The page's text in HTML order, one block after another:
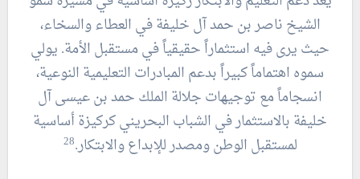
الشيخ ناصر بن حمد آل خليفة في العطاء والسخاء،
حيث يرى فيه استثماراً حقيقياً في مستقبل الأمة. يولي
سموه اهتماماً كبيراً بدعم المبادرات التعليمية النوعية،
انسجاماً مع توجيهات جلالة الملك حمد بن عيسى آل
خليفة بالاستثمار في الشباب البحريني كركيزة أساسية
لمستقبل الوطن ومصدر للإبداع والابتكار.28